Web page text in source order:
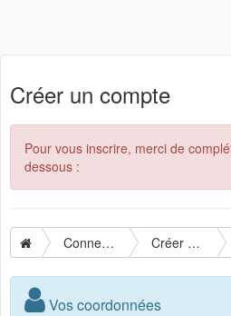
Créer un compte
Pour vous inscrire, merci de
dessous :
Connexion Créer un compte
Vos coordonnées